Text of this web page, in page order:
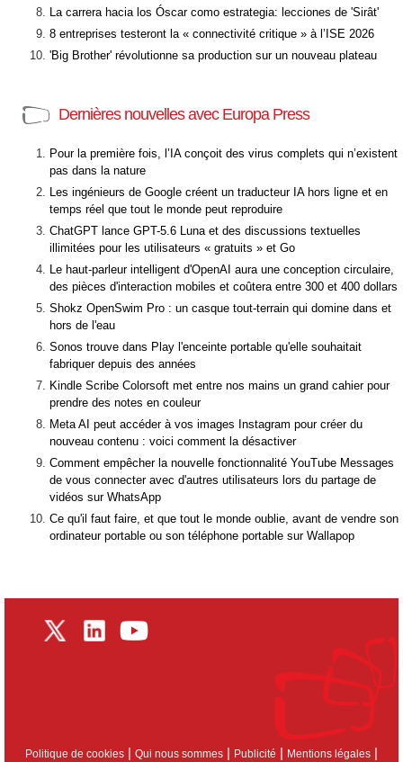
La carrera hacia los Óscar como estrategia: lecciones de 'Sirât'
8 entreprises testeront la « connectivité critique » à l’ISE 2026
'Big Brother' révolutionne sa production sur un nouveau plateau
Dernières nouvelles avec Europa Press
Pour la première fois, l’IA conçoit des virus complets qui n’existent
pas dans la nature
Les ingénieurs de Google créent un traducteur IA hors ligne et en
temps réel que tout le monde peut reproduire
ChatGPT lance GPT-5.6 Luna et des discussions textuelles
illimitées pour les utilisateurs « gratuits » et Go
Le haut-parleur intelligent d'OpenAI aura une conception circulaire,
des pièces d'interaction mobiles et coûtera entre 300 et 400 dollars
Shokz OpenSwim Pro : un casque tout-terrain qui domine dans et
hors de l'eau
Sonos trouve dans Play l'enceinte portable qu'elle souhaitait
fabriquer depuis des années
Kindle Scribe Colorsoft met entre nos mains un grand cahier pour
prendre des notes en couleur
Meta AI peut accéder à vos images Instagram pour créer du
nouveau contenu : voici comment la désactiver
Comment empêcher la nouvelle fonctionnalité YouTube Messages
de vous connecter avec d'autres utilisateurs lors du partage de
vidéos sur WhatsApp
Ce qu'il faut faire, et que tout le monde oublie, avant de vendre son
ordinateur portable ou son téléphone portable sur Wallapop
Politique de cookies | Qui nous sommes | Publicité | Mentions légales |